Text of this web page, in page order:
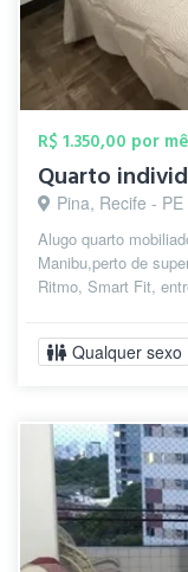
R$ 1.350,00 por
Quarto
Pina, Recife - PE
Alugo quarto
Manibu,perto de
Ritmo, Smart Fit,
Qualquer sexo